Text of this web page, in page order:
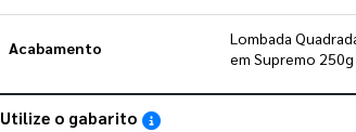
Acabamento
Lombada
em Supremo 250g
Utilize o gabarito Saiba como utilizar os nossos